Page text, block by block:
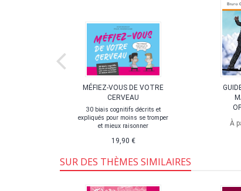
MÉFIEZ-VOUS DE VOTRE
CERVEAU
30 biais cognitifs décrits et
expliqués pour moins se tromper
et mieux raisonner
19,90 €
À
SUR DES THÈMES SIMILAIRES